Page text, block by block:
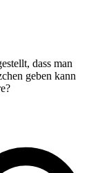
dass man
geben kann